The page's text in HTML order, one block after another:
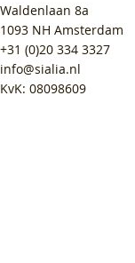
Waldenlaan 8a
1093 NH Amsterdam
+31 (0)20 334 3327
info@sialia.nl
KvK: 08098609